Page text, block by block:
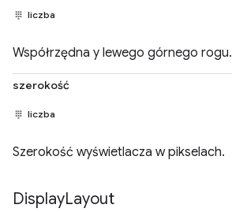
liczba
Współrzędna y lewego górnego rogu.
szerokość
liczba
Szerokość wyświetlacza w pikselach.
DisplayLayout